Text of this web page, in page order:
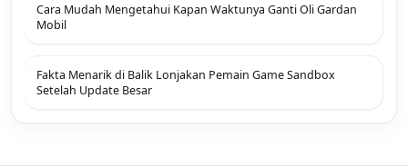
Cara Mudah Mengetahui Kapan Waktunya Ganti Oli Gardan
Mobil
Fakta Menarik di Balik Lonjakan Pemain Game Sandbox
Setelah Update Besar